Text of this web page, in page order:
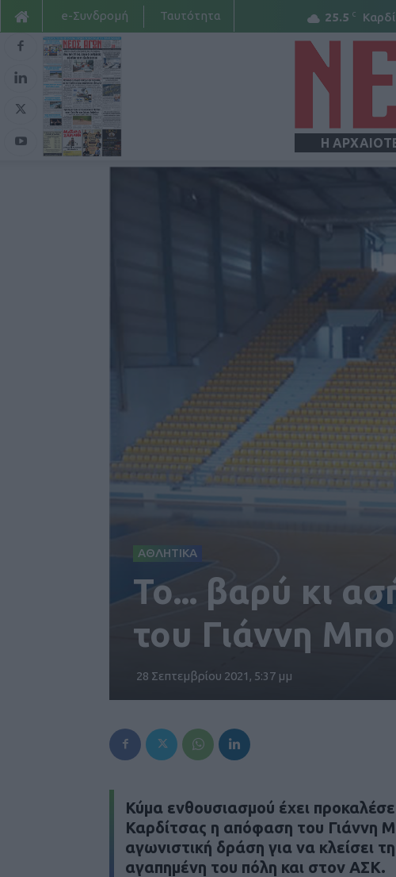
25.5 C
e-Συνδρομή Ταυτότητα
Η
ΑΘΛΗΤΙΚΑ
Το... βαρύ κι
του Γιάννη
28 Σεπτεμβρίου 2021, 5:37 μμ
Κύμα ενθουσιασμού έχει
Καρδίτσας η απόφαση του Γιάννη
αγωνιστική δράση για να κλείσει
αγαπημένη του πόλη και στον ΑΣΚ.